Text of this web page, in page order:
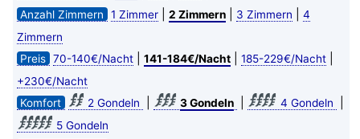
Anzahl Zimmern 1 Zimmer| 2 Zimmern| 3 Zimmern
4
Zimmern
Preis 70-140€/Nacht| 141-184€/Nacht| 185-229€/Nacht|
+230€/Nacht
Komfort
2 Gondeln 3 Gondeln 4 Gondeln
5 Gondeln